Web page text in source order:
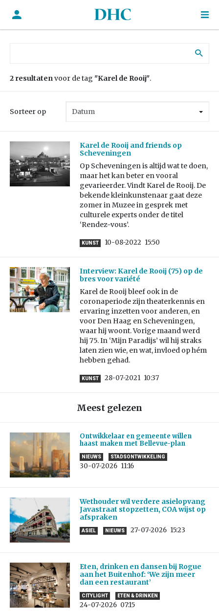
2 resultatenvoor de tag "Karel de Rooij".
Sorteer op
Karel de Rooij and friends op
Scheveningen
Op Scheveningen is altijd wat te doen,
maar het kan beter en vooral
gevarieerder. Vindt Karel de Rooij. De
bekende kleinkunstenaar gaat deze
zomer in Muzee in gesprek met
culturele experts onder de titel
‘Rendez-vous’.
KUNST 10-08-2022 15:50
Interview: Karel de Rooij (75) op de
bres voor variété
Karel de Rooij bleef ook in de
coronaperiode zijn theaterkennis en
ervaring inzetten voor anderen, en
voor Den Haag en Scheveningen,
waar hij woont. Vorige maand werd
hij 75. In ‘Mijn Paradijs’ wil hij straks
laten zien wie, en wat, invloed op hém
hebben gehad.
KUNST 28-07-2021 10:37
Meest gelezen
Ontwikkelaar en gemeente willen
haast maken met Bellevue-plan
NIEUWS STADSONTWIKKELING
30-07-2026 11:16
Wethouder wil verdere asielopvang
Javastraat stopzetten, COA wijst op
afspraken
ASIEL NIEUWS 27-07-2026 15:23
Eten, drinken en dansen bij Rogue
aan het Buitenhof: ‘We zijn meer
dan een restaurant’
CITYLIGHT ETEN & DRINKEN
24-07-2026 07:15